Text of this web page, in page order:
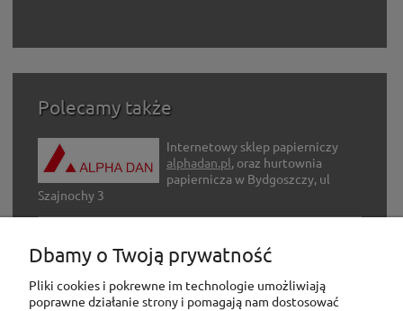
Polecamy także
Internetowy sklep papierniczy
alphadan.pl, oraz hurtownia
papiernicza w Bydgoszczy, ul
Szajnochy 3
hobbystycznymiadh-hobby.com
Dbamy o Twoją prywatność
Pliki cookies i pokrewne im technologie umożliwiają
poprawne działanie strony i pomagają nam dostosować